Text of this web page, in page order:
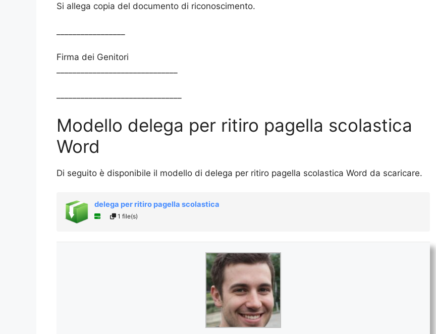
Si allega copia del documento di riconoscimento.
Firma dei Genitori
Modello delega per ritiro pagella scolastica
Word
Di seguito è disponibile il modello di delega per ritiro pagella scolastica Word da scaricare.
delega per ritiro pagella scolastica
1 file(s)